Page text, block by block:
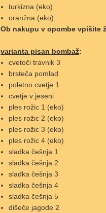
turkizna (eko)
oranžna (eko)
Ob nakupu v opombe vpišite
varianta pisan bombaž:
cvetoči travnik 3
brsteča pomlad
poletno cvetje 1
cvetje v jeseni
ples rožic 1 (eko)
ples rožic 2 (eko)
ples rožic 3 (eko)
ples rožic 4 (eko)
sladka češnja 1
sladka češnja 2
sladka češnja 3
sladka češnja 4
sladka češnja 5
dišeče jagode 2